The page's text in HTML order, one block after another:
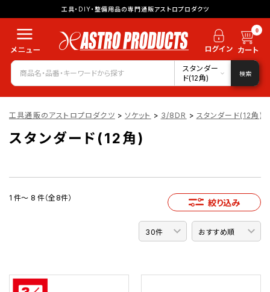
工具・DIY・整備用品の専門通販アストロプロダクツ
0
スタンダー
ド(12角)
検索
工具通販のアストロプロダクツ > ソケット > 3/8DR > スタンダード(12角)
スタンダード(12角)
1 件～ 8 件（全8件） 絞り込み